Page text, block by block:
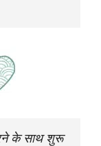
के साथ शुरू